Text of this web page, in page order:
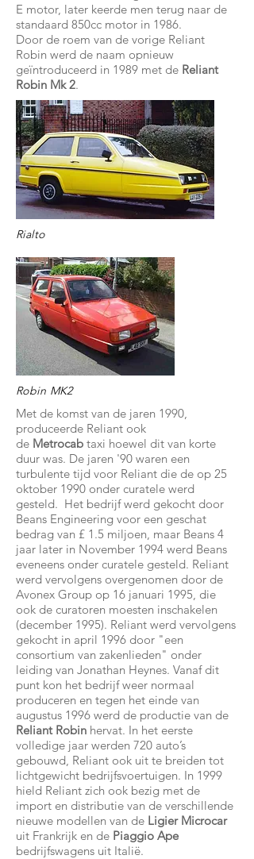
E motor, later keerde men terug naar de
standaard 850cc motor in 1986.
Door de roem van de vorige Reliant
Robin werd de naam opnieuw
geïntroduceerd in 1989 met de Reliant
Robin Mk 2.
Rialto
Robin MK2
Met de komst van de jaren 1990,
produceerde Reliant ook
de Metrocab taxi hoewel dit van korte
duur was. De jaren '90 waren een
turbulente tijd voor Reliant die de op 25
oktober 1990 onder curatele werd
gesteld. Het bedrijf werd gekocht door
Beans Engineering voor een geschat
bedrag van £ 1.5 miljoen, maar Beans 4
jaar later in November 1994 werd Beans
eveneens onder curatele gesteld. Reliant
werd vervolgens overgenomen door de
Avonex Group op 16 januari 1995, die
ook de curatoren moesten inschakelen
(december 1995). Reliant werd vervolgens
gekocht in april 1996 door "een
consortium van zakenlieden" onder
leiding van Jonathan Heynes. Vanaf dit
punt kon het bedrijf weer normaal
produceren en tegen het einde van
augustus 1996 werd de productie van de
Reliant Robin hervat. In het eerste
volledige jaar werden 720 auto’s
gebouwd, Reliant ook uit te breiden tot
lichtgewicht bedrijfsvoertuigen. In 1999
hield Reliant zich ook bezig met de
import en distributie van de verschillende
nieuwe modellen van de Ligier Microcar
uit Frankrijk en de Piaggio Ape
bedrijfswagens uit Italië.